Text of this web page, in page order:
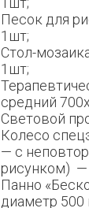
Песок для
1шт;
Стол-
1шт;
средний
Световой
Колесо
— с
рисунком) —
Панно
диаметр